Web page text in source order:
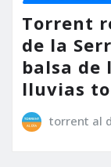
Torrent
de la
balsa de
lluvias
torrent al